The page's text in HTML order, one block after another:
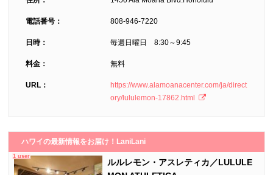
電話番号： 808-946-7220
日時： 毎週日曜日 8:30～9:45
料金： 無料
URL：
https://www.alamoanacenter.com/ja/direct
ory/lululemon-17862.html
ハワイの最新情報をお届け！LaniLani
1 user
ルルレモン・アスレティカ／LULULE